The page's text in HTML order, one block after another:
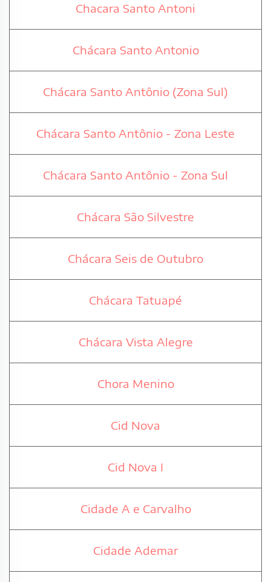
Chacara Santo Antoni
Chácara Santo Antonio
Chácara Santo Antônio (Zona Sul)
Chácara Santo Antônio - Zona Leste
Chácara Santo Antônio - Zona Sul
Chácara São Silvestre
Chácara Seis de Outubro
Chácara Tatuapé
Chácara Vista Alegre
Chora Menino
Cid Nova
Cid Nova I
Cidade A e Carvalho
Cidade Ademar